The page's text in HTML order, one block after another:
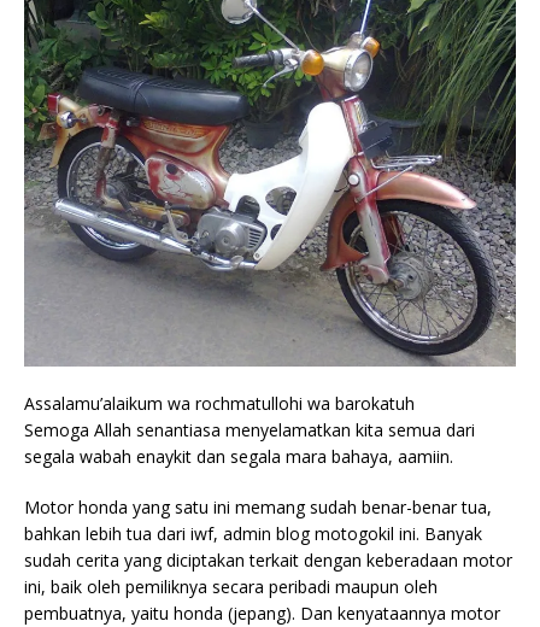
Assalamu’alaikum wa rochmatullohi wa barokatuh
Semoga Allah senantiasa menyelamatkan kita semua dari
segala wabah enaykit dan segala mara bahaya, aamiin.
Motor honda yang satu ini memang sudah benar-benar tua,
bahkan lebih tua dari iwf, admin blog motogokil ini. Banyak
sudah cerita yang diciptakan terkait dengan keberadaan motor
ini, baik oleh pemiliknya secara peribadi maupun oleh
pembuatnya, yaitu honda (jepang). Dan kenyataannya motor